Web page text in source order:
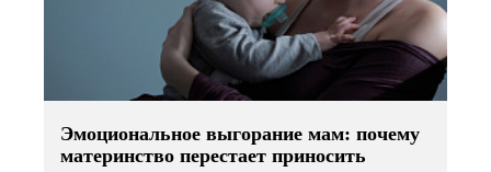
Эмоциональное выгорание мам: почему
материнство перестает приносить